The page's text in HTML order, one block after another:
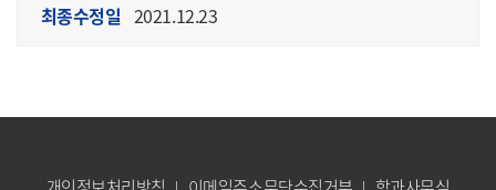
최종수정일 2021.12.23